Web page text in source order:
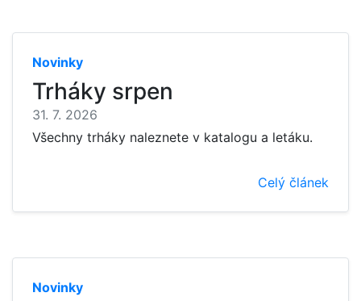
Novinky
Trháky srpen
31. 7. 2026
Všechny trháky naleznete v katalogu a letáku.
Celý článek
Novinky